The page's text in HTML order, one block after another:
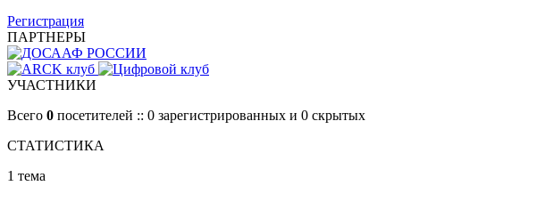
Регистрация
ПАРТНЕРЫ
УЧАСТНИКИ
Всего 0 посетителей :: 0 зарегистрированных и 0 скрытых
СТАТИСТИКА
1 тема